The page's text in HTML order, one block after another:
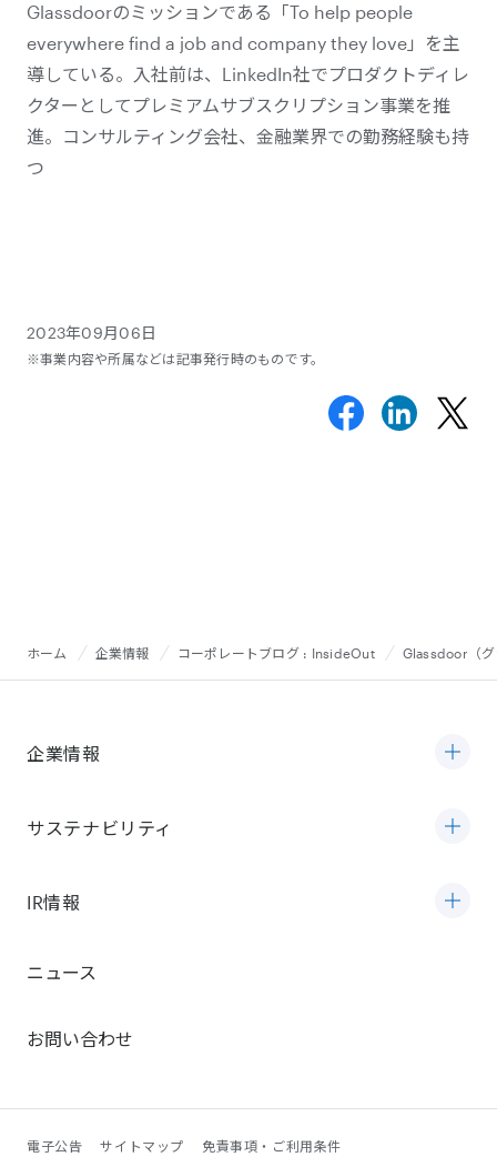
Glassdoorのミッションである「To help people
everywhere find a job and company they love」を主
導している。入社前は、LinkedIn社でプロダクトディレ
クターとしてプレミアムサブスクリプション事業を推
進。コンサルティング会社、金融業界での勤務経験も持
つ
2023年09月06日
※事業内容や所属などは記事発行時のものです。
ホーム 企業情報 コーポレートブログ : InsideOut Glassdoor（グ
企業情報
サステナビリティ
IR情報
ニュース
お問い合わせ
電子公告 サイトマップ 免責事項・ご利用条件